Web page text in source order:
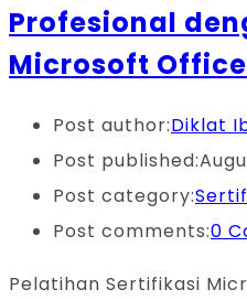
Profesional
Microsoft
Post author:Diklat
Post published:
Post category:
Post comments:0
Pelatihan Sertifikasi